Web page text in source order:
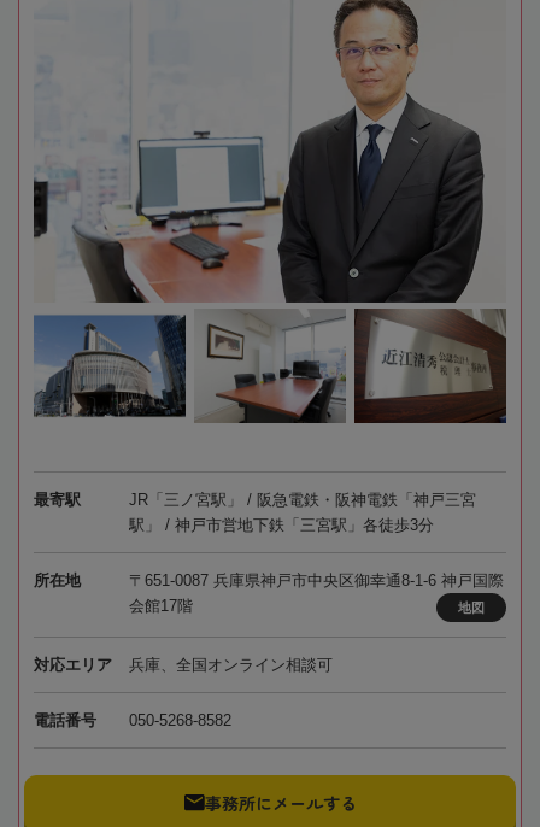
最寄駅
JR「三ノ宮駅」 / 阪急電鉄・阪神電鉄「神戸三宮
駅」 / 神戸市営地下鉄「三宮駅」各徒歩3分
所在地
〒651-0087 兵庫県神戸市中央区御幸通8-1-6 神戸国際
会館17階
地図
対応エリア 兵庫、全国オンライン相談可
電話番号 050-5268-8582
事務所にメールする